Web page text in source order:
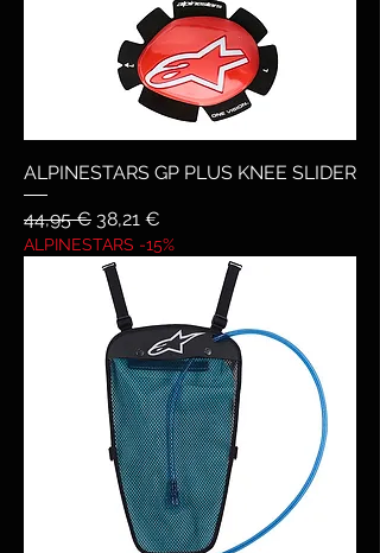
ALPINESTARS GP PLUS KNEE SLIDER
Prezzo regolare
44,95 € Prezzo scontato
38,21 €
ALPINESTARS -15%